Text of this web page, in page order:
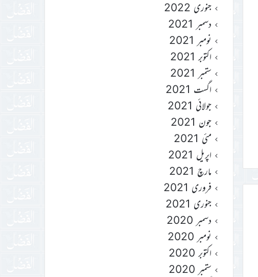
جنوری 2022
دسمبر 2021
نومبر 2021
اکتوبر 2021
ستمبر 2021
اگست 2021
جولائی 2021
جون 2021
مئی 2021
اپریل 2021
مارچ 2021
فروری 2021
جنوری 2021
دسمبر 2020
نومبر 2020
اکتوبر 2020
ستمبر 2020